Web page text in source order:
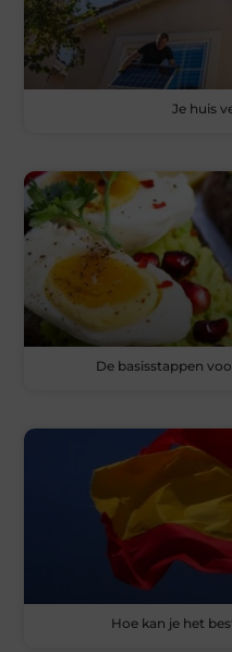
Je huis
De basisstappen
Hoe kan je het